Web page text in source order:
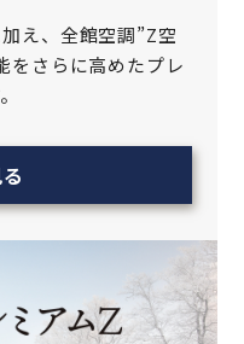
え、全館空調”Z空
をさらに高めたプレ